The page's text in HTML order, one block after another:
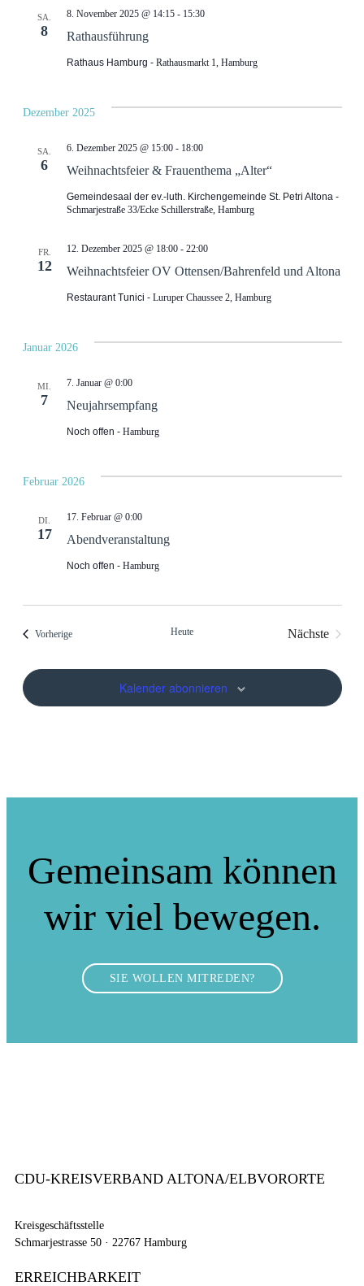
SA.
8 Rathausführung
8. November 2025 @ 14:15- 15:30
Rathaus Hamburg Rathausmarkt 1, Hamburg
Dezember 2025
SA.
6 Weihnachtsfeier & Frauenthema „Alter“
6. Dezember 2025 @ 15:00- 18:00
Gemeindesaal der ev.-luth. Kirchengemeinde St. Petri Altona
Schmarjestraße 33/Ecke Schillerstraße, Hamburg
FR.
12 Weihnachtsfeier OV Ottensen/Bahrenfeld und Altona
12. Dezember 2025 @ 18:00- 22:00
Restaurant Tunici Luruper Chaussee 2, Hamburg
Januar 2026
MI.
7 Neujahrsempfang
7. Januar @ 0:00
Noch offen Hamburg
Februar 2026
DI.
17 Abendveranstaltung
17. Februar @ 0:00
Noch offen Hamburg
VorherigeVeranstaltungen Heute
Nächste
Kalender abonnieren
Gemeinsam können
wir viel bewegen.
SIE WOLLEN MITREDEN?
CDU-KREISVERBAND ALTONA/ELBVORORTE
Kreisgeschäftsstelle
Schmarjestrasse 50 · 22767 Hamburg
ERREICHBARKEIT